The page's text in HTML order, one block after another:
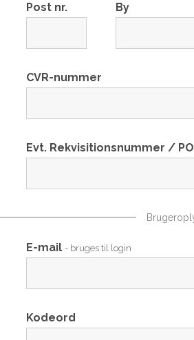
Post nr. By
CVR-nummer
Evt. Rekvisitionsnummer /
E-mail - bruges til login
Kodeord